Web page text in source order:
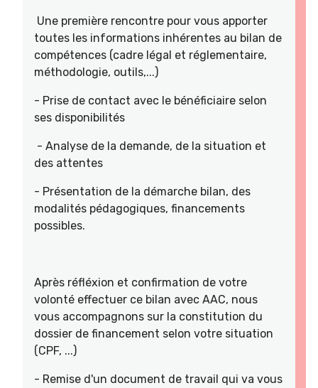
Une première rencontre pour vous apporter
toutes les informations inhérentes au bilan de
compétences (cadre légal et réglementaire,
méthodologie, outils,...)
- Prise de contact avec le bénéficiaire selon
ses disponibilités
- Analyse de la demande, de la situation et
des attentes
- Présentation de la démarche bilan, des
modalités pédagogiques, financements
possibles.
Après réfléxion et confirmation de votre
volonté effectuer ce bilan avec AAC, nous
vous accompagnons sur la constitution du
dossier de financement selon votre situation
(CPF, ...)
- Remise d'un document de travail qui va vous